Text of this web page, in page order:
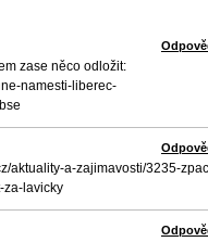
zase něco odložit:
namesti-liberec-
aktuality-a-zajimavosti/3235-
za-lavicky